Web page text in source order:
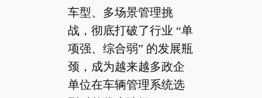
车型、多场景管理挑
战，彻底打破了行业 “单
项强、综合弱” 的发展瓶
颈，成为越来越多政企
单位在车辆管理系统选